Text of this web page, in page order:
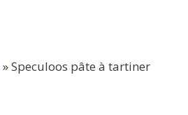
» Speculoos pâte à tartiner